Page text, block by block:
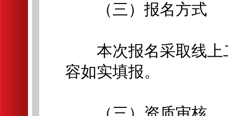
（三）报名方式
本次报名采取线上
容如实填报。